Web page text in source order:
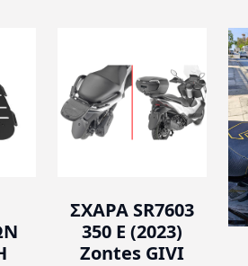
ΣΧΑΡΑ SR7603
350 E (2023)
Zontes GIVI